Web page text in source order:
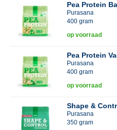
Pea Protein
Purasana
400 gram
op voorraad
Pea Protein
Purasana
400 gram
op voorraad
Shape &
Purasana
350 gram